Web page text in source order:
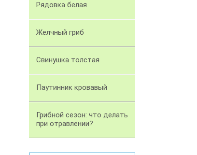
Рядовка белая
Желчный гриб
Свинушка толстая
Паутинник кровавый
Грибной сезон: что делать
при отравлении?